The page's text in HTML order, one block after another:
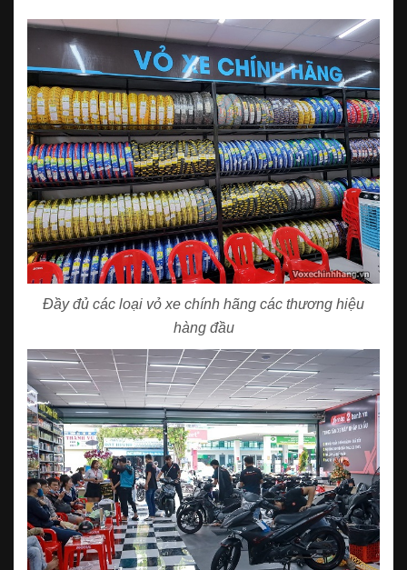
Đầy đủ các loại vỏ xe chính hãng các thương hiệu
hàng đầu